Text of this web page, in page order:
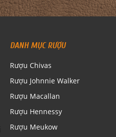
DANH MỤC RƯỢU
Rượu Chivas
Rượu Johnnie Walker
Rượu Macallan
Rượu Hennessy
Rượu Meukow